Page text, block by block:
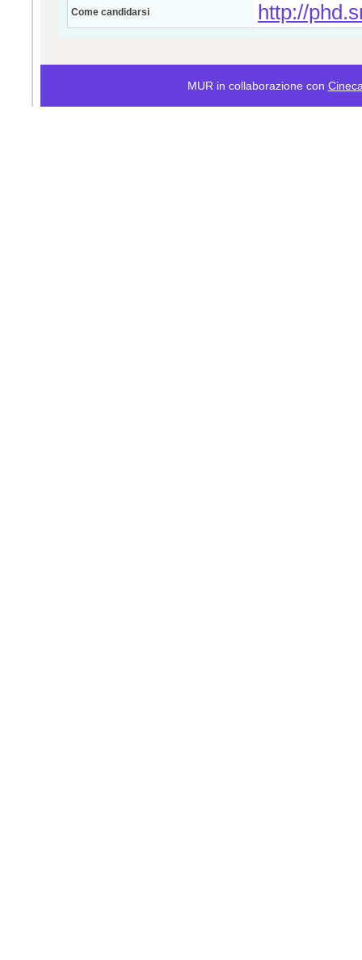
Come candidarsi http://
MUR in collaborazione con